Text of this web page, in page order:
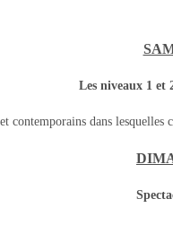
Les niveaux 1 et
contemporains dans